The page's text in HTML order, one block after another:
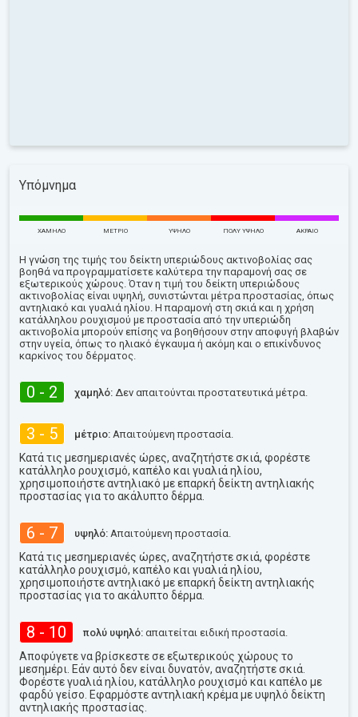
Υπόμνημα
ΧΑΜΗΛΌ ΜΈΤΡΙΟ ΥΨΗΛΌ ΠΟΛΎ ΥΨΗΛΌ ΑΚΡΑΊΟ
Η γνώση της τιμής του δείκτη υπεριώδους ακτινοβολίας σας
βοηθά να προγραμματίσετε καλύτερα την παραμονή σας σε
εξωτερικούς χώρους. Όταν η τιμή του δείκτη υπεριώδους
ακτινοβολίας είναι υψηλή, συνιστώνται μέτρα προστασίας, όπως
αντηλιακό και γυαλιά ηλίου. Η παραμονή στη σκιά και η χρήση
κατάλληλου ρουχισμού με προστασία από την υπεριώδη
ακτινοβολία μπορούν επίσης να βοηθήσουν στην αποφυγή βλαβών
στην υγεία, όπως το ηλιακό έγκαυμα ή ακόμη και ο επικίνδυνος
καρκίνος του δέρματος.
0 - 2 χαμηλό: Δεν απαιτούνται προστατευτικά μέτρα.
3 - 5 μέτριο: Απαιτούμενη προστασία.
Κατά τις μεσημεριανές ώρες, αναζητήστε σκιά, φορέστε
κατάλληλο ρουχισμό, καπέλο και γυαλιά ηλίου,
χρησιμοποιήστε αντηλιακό με επαρκή δείκτη αντηλιακής
προστασίας για το ακάλυπτο δέρμα.
6 - 7 υψηλό: Απαιτούμενη προστασία.
Κατά τις μεσημεριανές ώρες, αναζητήστε σκιά, φορέστε
κατάλληλο ρουχισμό, καπέλο και γυαλιά ηλίου,
χρησιμοποιήστε αντηλιακό με επαρκή δείκτη αντηλιακής
προστασίας για το ακάλυπτο δέρμα.
8 - 10 πολύ υψηλό: απαιτείται ειδική προστασία.
Αποφύγετε να βρίσκεστε σε εξωτερικούς χώρους το
μεσημέρι. Εάν αυτό δεν είναι δυνατόν, αναζητήστε σκιά.
Φορέστε γυαλιά ηλίου, κατάλληλο ρουχισμό και καπέλο με
φαρδύ γείσο. Εφαρμόστε αντηλιακή κρέμα με υψηλό δείκτη
αντηλιακής προστασίας.